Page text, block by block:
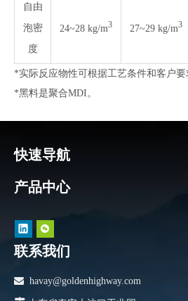
自由
泡密
度
24~28 kg/m3 27~29 kg/m3
*实际反应物性可根据工艺条件和客户要
*黑料是聚合MDI。
快速导航
产品中心
联系我们
 havay@goldenhighway.com